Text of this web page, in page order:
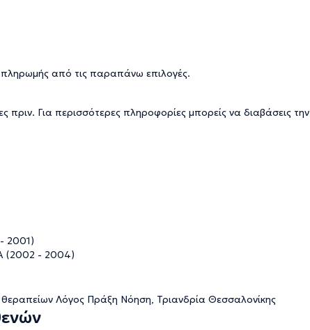
πληρωμής από τις παραπάνω επιλογές.
Για περισσότερες πληροφορίες μπορείς να διαβάσεις την
2001)
(2002 - 2004)
θεραπείων Λόγος Πράξη Νόηση, Τριανδρία Θεσσαλονίκης